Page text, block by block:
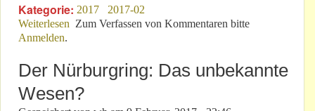
Kategorie: 2017
2017-02
Weiterlesen über „Der Nürburg-Ring“: Die Zeitschrift!
Zum Verfassen von Kommentaren bitte
Anmelden.
Der Nürburgring: Das unbekannte
Wesen?